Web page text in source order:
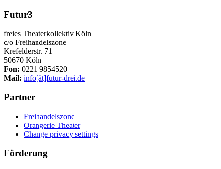
Futur3
freies Theaterkollektiv Köln
c/o Freihandelszone
Krefelderstr. 71
50670 Köln
Fon: 0221 9854520
Mail: info[ät]futur-drei.de
Partner
Freihandelszone
Orangerie Theater
Change privacy settings
Förderung